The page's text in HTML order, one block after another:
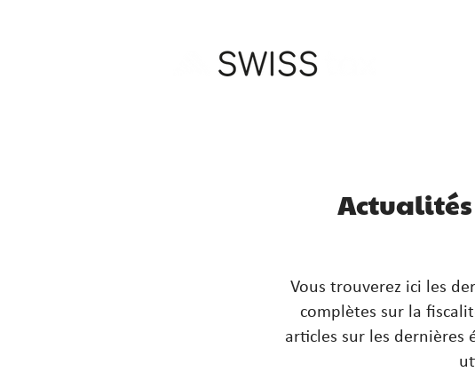
Vous trouverez ici les
complètes sur la
articles sur les dernières